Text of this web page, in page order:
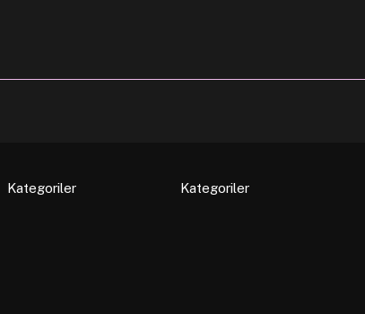
Kategoriler Kategoriler